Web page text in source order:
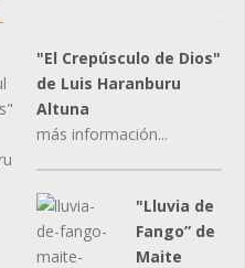
"El Crepúsculo de Dios"
de Luis Haranburu
Altuna
más información...
"Lluvia de
Fango” de
Maite